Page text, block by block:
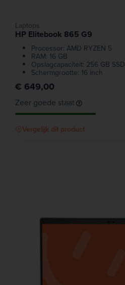
Laptops
HP Elitebook 865 G9
Processor: AMD RYZEN 5
RAM: 16 GB
Opslagcapaciteit: 256 GB SSD
Schermgrootte: 16 inch
€ 649,00
Zeer goede staat
Vergelijk dit product